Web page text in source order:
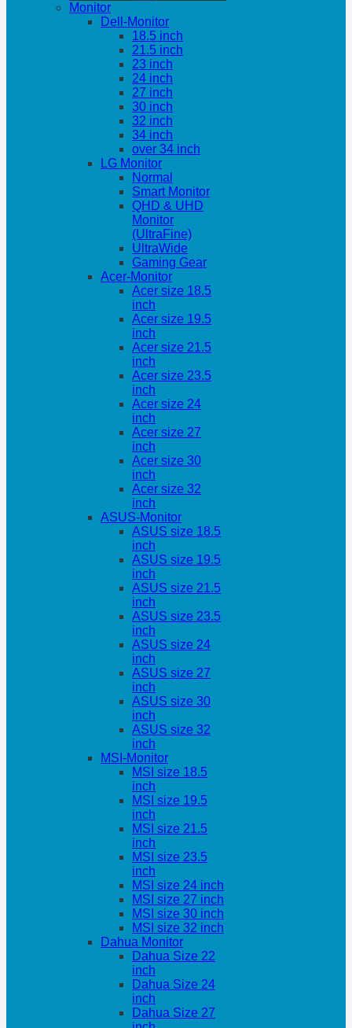
Monitor
Dell-Monitor
18.5 inch
21.5 inch
23 inch
24 inch
27 inch
30 inch
32 inch
34 inch
over 34 inch
LG Monitor
Normal
Smart Monitor
QHD & UHD
Monitor
(UltraFine)
UltraWide
Gaming Gear
Acer-Monitor
Acer size 18.5
inch
Acer size 19.5
inch
Acer size 21.5
inch
Acer size 23.5
inch
Acer size 24
inch
Acer size 27
inch
Acer size 30
inch
Acer size 32
inch
ASUS-Monitor
ASUS size 18.5
inch
ASUS size 19.5
inch
ASUS size 21.5
inch
ASUS size 23.5
inch
ASUS size 24
inch
ASUS size 27
inch
ASUS size 30
inch
ASUS size 32
inch
MSI-Monitor
MSI size 18.5
inch
MSI size 19.5
inch
MSI size 21.5
inch
MSI size 23.5
inch
MSI size 24 inch
MSI size 27 inch
MSI size 30 inch
MSI size 32 inch
Dahua Monitor
Dahua Size 22
inch
Dahua Size 24
inch
Dahua Size 27